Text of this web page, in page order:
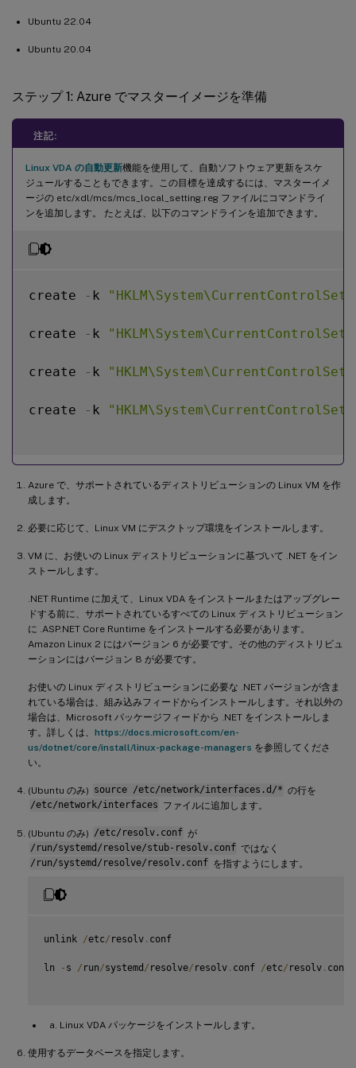
Ubuntu 22.04
Ubuntu 20.04
ステップ 1: Azure でマスターイメージを準備
注記:
Linux VDA の自動更新機能を使用して、自動ソフトウェア更新をスケ
ジュールすることもできます。この目標を達成するには、マスターイメ
ージの etc/xdl/mcs/mcs_local_setting.reg ファイルにコマンドライ
ンを追加します。 たとえば、以下のコマンドラインを追加できます。
create - k
create - k
create - k
create - k
Azure で、サポートされているディストリビューションの Linux VM を作
成します。
必要に応じて、Linux VM にデスクトップ環境をインストールします。
VM に、お使いの Linux ディストリビューションに基づいて .NET をイン
ストールします。
.NET Runtime に加えて、Linux VDA をインストールまたはアップグレー
ドする前に、サポートされているすべての Linux ディストリビューション
に .ASP.NET Core Runtime をインストールする必要があります。
Amazon Linux 2 にはバージョン 6 が必要です。その他のディストリビュ
ーションにはバージョン 8 が必要です。
お使いの Linux ディストリビューションに必要な .NET バージョンが含ま
れている場合は、組み込みフィードからインストールします。それ以外の
場合は、Microsoft パッケージフィードから .NET をインストールしま
す。詳しくは、 https://docs.microsoft.com/en-
us/dotnet/core/install/linux-package-managers を参照してくださ
い。
(Ubuntu のみ) source /etc/network/interfaces.d/* の行を
/etc/network/interfaces ファイルに追加します。
(Ubuntu のみ) /etc/resolv.conf が
/run/systemd/resolve/stub-resolv.conf ではなく
/run/systemd/resolve/resolv.conf を指すようにします。
unlink /etc/ resolv . conf
ln - s / run/systemd / resolve/ resolv . conf /etc/ resolv . conf
Linux VDA パッケージをインストールします。
使用するデータベースを指定します。